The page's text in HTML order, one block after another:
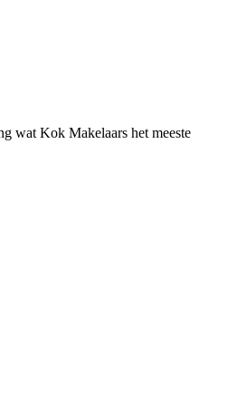
wat Kok Makelaars het meeste